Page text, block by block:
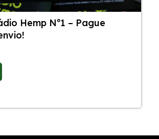
Hemp Nº1 – Pague